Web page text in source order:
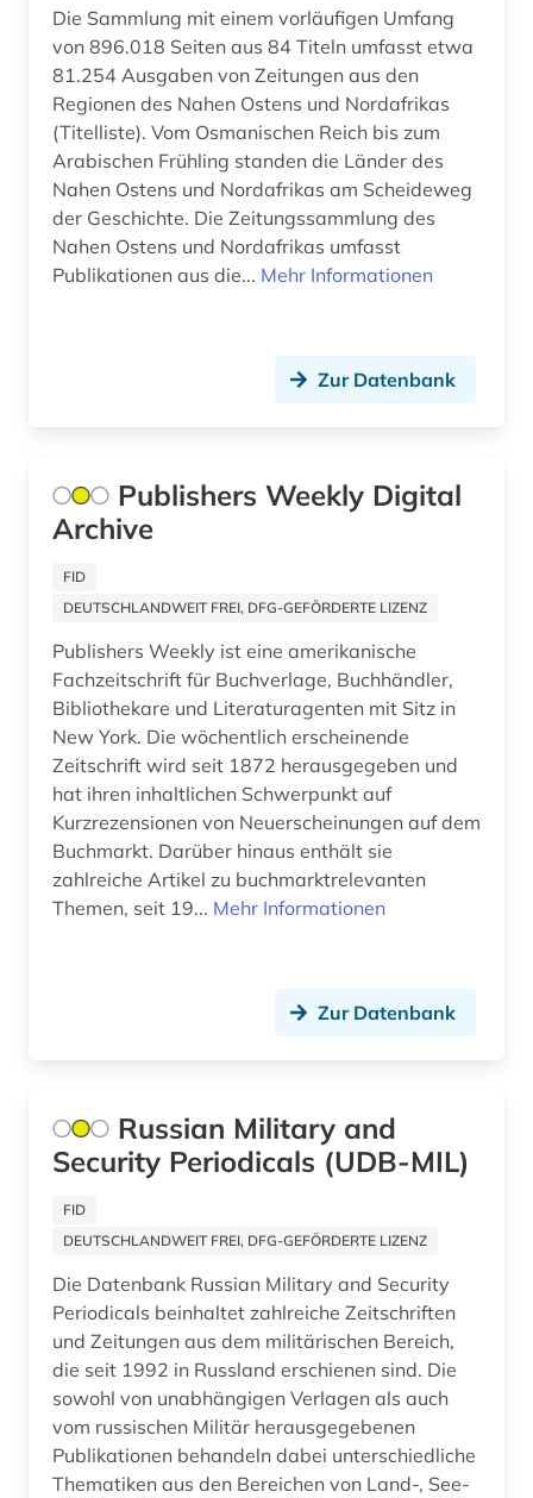
pazifischer raum (1)
periodika (1)
perth (1)
polen (3)
politik (11)
politikwissenschaft (2)
pravda (2)
presse (9)
pressearchiv (2)
pressezensur (1)
preußen (1)
primärquelle (1)
pädagogik (1)
qing dynastie (1)
religion (2)
rezension (1)
rhein-main-gebiet (7)
rheinland-pfalz (3)
ruhrgebiet (1)
rundfunk (1)
Die Sammlung mit einem vorläufigen Umfang
von 896.018 Seiten aus 84 Titeln umfasst etwa
81.254 Ausgaben von Zeitungen aus den
Regionen des Nahen Ostens und Nordafrikas
(Titelliste). Vom Osmanischen Reich bis zum
Arabischen Frühling standen die Länder des
Nahen Ostens und Nordafrikas am Scheideweg
der Geschichte. Die Zeitungssammlung des
Nahen Ostens und Nordafrikas umfasst
Publikationen aus die... Mehr Informationen
Zur Datenbank
Publishers Weekly Digital
Archive
FID
DEUTSCHLANDWEIT FREI, DFG-GEFÖRDERTE LIZENZ
Publishers Weekly ist eine amerikanische
Fachzeitschrift für Buchverlage, Buchhändler,
Bibliothekare und Literaturagenten mit Sitz in
New York. Die wöchentlich erscheinende
Zeitschrift wird seit 1872 herausgegeben und
hat ihren inhaltlichen Schwerpunkt auf
Kurzrezensionen von Neuerscheinungen auf dem
Buchmarkt. Darüber hinaus enthält sie
zahlreiche Artikel zu buchmarktrelevanten
Themen, seit 19... Mehr Informationen
Zur Datenbank
Russian Military and
Security Periodicals (UDB-MIL)
FID
DEUTSCHLANDWEIT FREI, DFG-GEFÖRDERTE LIZENZ
Die Datenbank Russian Military and Security
Periodicals beinhaltet zahlreiche Zeitschriften
und Zeitungen aus dem militärischen Bereich,
die seit 1992 in Russland erschienen sind. Die
sowohl von unabhängigen Verlagen als auch
vom russischen Militär herausgegebenen
Publikationen behandeln dabei unterschiedliche
Thematiken aus den Bereichen von Land-, See-